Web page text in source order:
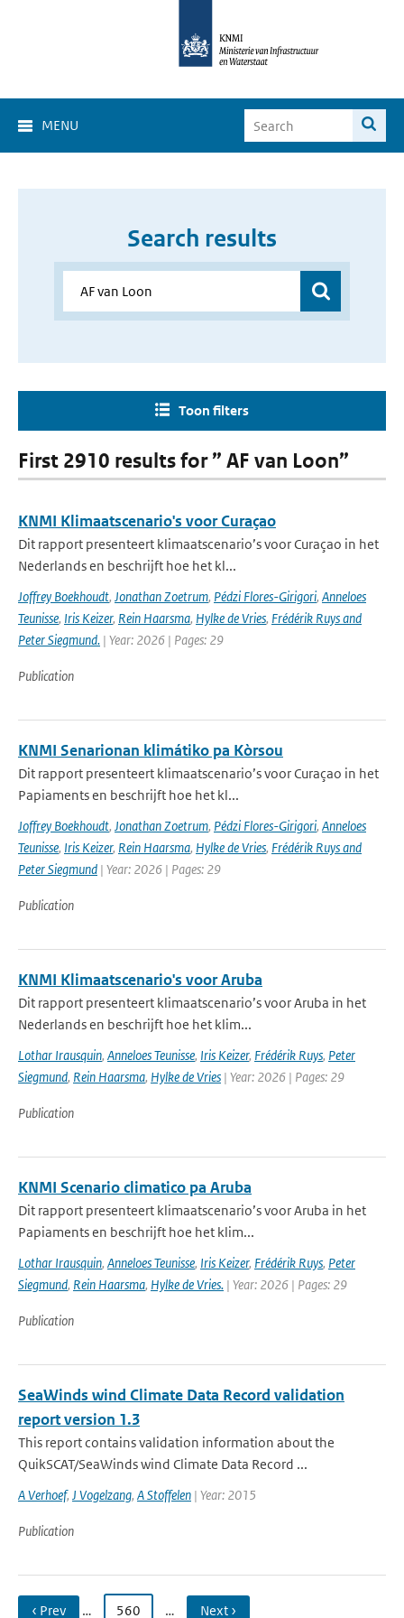
MENU
Search results
Toon filters
First 2910 results for ” AF van Loon”
KNMI Klimaatscenario's voor Curaçao
Dit rapport presenteert klimaatscenario’s voor Curaçao in het
Nederlands en beschrijft hoe het kl...
Joffrey Boekhoudt, Jonathan Zoetrum, Pédzi Flores-Girigori, Anneloes
Teunisse, Iris Keizer, Rein Haarsma, Hylke de Vries, Frédérik Ruys and
Peter Siegmund. | Year: 2026 | Pages: 29
Publication
KNMI Senarionan klimátiko pa Kòrsou
Dit rapport presenteert klimaatscenario’s voor Curaçao in het
Papiaments en beschrijft hoe het kl...
Joffrey Boekhoudt, Jonathan Zoetrum, Pédzi Flores-Girigori, Anneloes
Teunisse, Iris Keizer, Rein Haarsma, Hylke de Vries, Frédérik Ruys and
Peter Siegmund | Year: 2026 | Pages: 29
Publication
KNMI Klimaatscenario's voor Aruba
Dit rapport presenteert klimaatscenario’s voor Aruba in het
Nederlands en beschrijft hoe het klim...
Lothar Irausquin, Anneloes Teunisse, Iris Keizer, Frédérik Ruys, Peter
Siegmund, Rein Haarsma, Hylke de Vries | Year: 2026 | Pages: 29
Publication
KNMI Scenario climatico pa Aruba
Dit rapport presenteert klimaatscenario’s voor Aruba in het
Papiaments en beschrijft hoe het klim...
Lothar Irausquin, Anneloes Teunisse, Iris Keizer, Frédérik Ruys, Peter
Siegmund, Rein Haarsma, Hylke de Vries. | Year: 2026 | Pages: 29
Publication
SeaWinds wind Climate Data Record validation
report version 1.3
This report contains validation information about the
QuikSCAT/SeaWinds wind Climate Data Record ...
A Verhoef, J Vogelzang, A Stoffelen | Year: 2015
Publication
‹ Prev … 560 … Next ›